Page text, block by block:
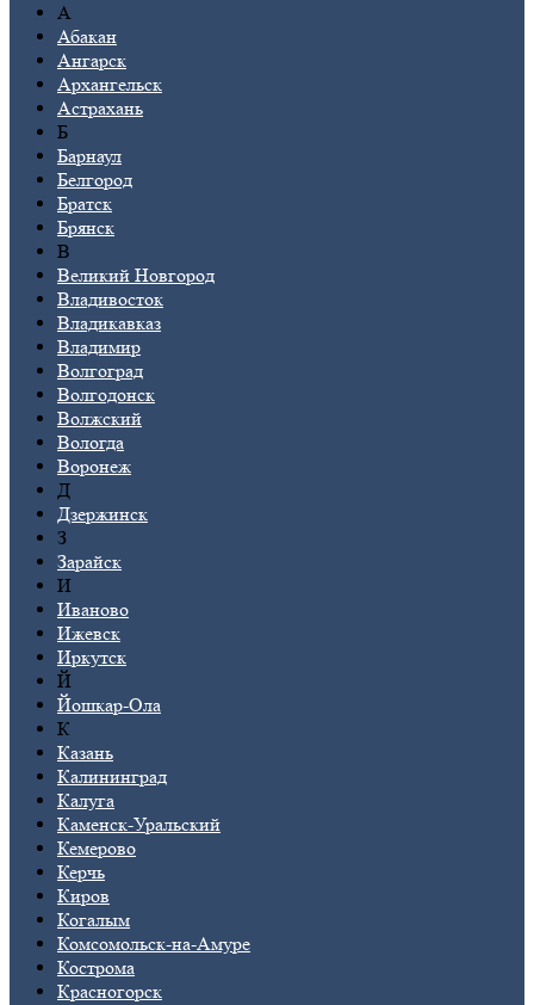
А
Абакан
Ангарск
Архангельск
Астрахань
Б
Барнаул
Белгород
Братск
Брянск
В
Великий Новгород
Владивосток
Владикавказ
Владимир
Волгоград
Волгодонск
Волжский
Вологда
Воронеж
Д
Дзержинск
З
Зарайск
И
Иваново
Ижевск
Иркутск
Й
Йошкар-Ола
К
Казань
Калининград
Калуга
Каменск-Уральский
Кемерово
Керчь
Киров
Когалым
Комсомольск-на-Амуре
Кострома
Красногорск